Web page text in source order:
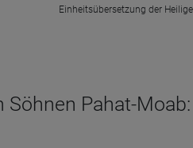
Einheitsübersetzung der
Söhnen Pahat-